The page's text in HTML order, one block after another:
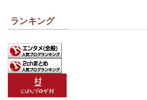
ランキング